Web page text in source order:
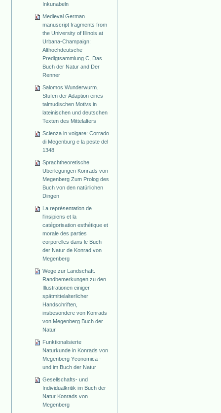
Inkunabeln
Medieval German
manuscript fragments from
the University of Illinois at
Urbana-Champaign:
Althochdeutsche
Predigtsammlung C, Das
Buch der Natur and Der
Renner
Salomos Wunderwurm.
Stufen der Adaption eines
talmudischen Motivs in
lateinischen und deutschen
Texten des Mittelalters
Scienza in volgare: Corrado
di Megenburg e la peste del
1348
Sprachtheoretische
Überlegungen Konrads von
Megenberg Zum Prolog des
Buch von den natürlichen
Dingen
La représentation de
l'insipiens et la
catégorisation esthétique et
morale des parties
corporelles dans le Buch
der Natur de Konrad von
Megenberg
Wege zur Landschaft.
Randbemerkungen zu den
Illustrationen einiger
spätmittelalterlicher
Handschriften,
insbesondere von Konrads
von Megenberg Buch der
Natur
Funktionalisierte
Naturkunde in Konrads von
Megenberg Yconomica -
und im Buch der Natur
Gesellschafts- und
Individualkritik im Buch der
Natur Konrads von
Megenberg